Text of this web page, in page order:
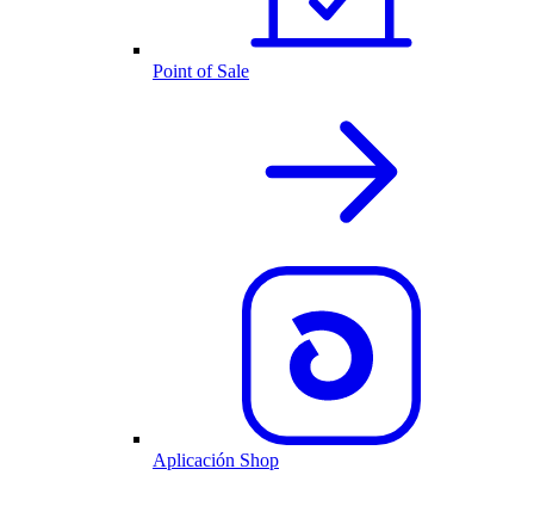
Point of Sale
Aplicación Shop